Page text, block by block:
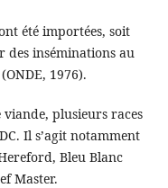
été importées, soit
des inséminations au
1976).
plusieurs races
Il s’agit notamment
Bleu Blanc
Master.